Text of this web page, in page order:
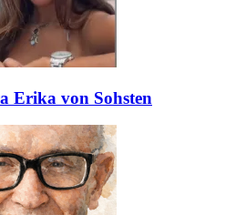
Erika von Sohsten